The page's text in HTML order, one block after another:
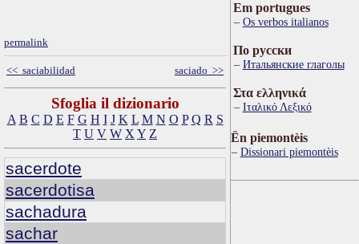
permalink
<< saciabilidad saciado >>
Sfoglia il dizionario
A B C D E F G H I J K L M N O P Q R S
T U V W X Y Z
sacerdote
sacerdotisa
sachadura
sachar
Em portugues
Os verbos italianos
По русски
Итальянские глаголы
Στα ελληνικά
Ιταλικό Λεξικό
Ën piemontèis
Dissionari piemontèis